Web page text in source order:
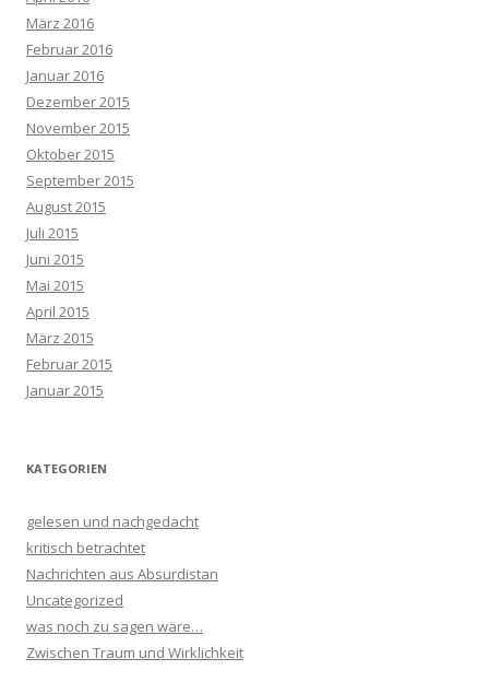
März 2016
Februar 2016
Januar 2016
Dezember 2015
November 2015
Oktober 2015
September 2015
August 2015
Juli 2015
Juni 2015
Mai 2015
April 2015
März 2015
Februar 2015
Januar 2015
KATEGORIEN
gelesen und nachgedacht
kritisch betrachtet
Nachrichten aus Absurdistan
Uncategorized
was noch zu sagen wäre…
Zwischen Traum und Wirklichkeit